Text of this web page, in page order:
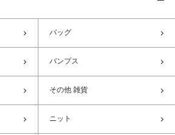
バッグ
パンプス
その他 雑貨
ニット